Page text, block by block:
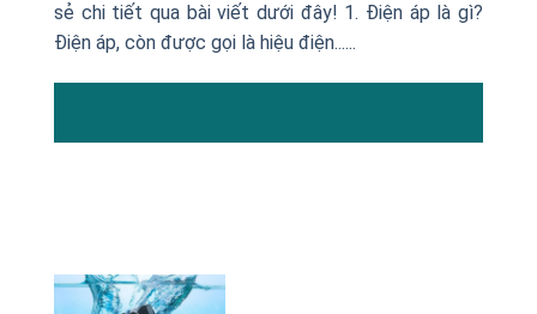
sẻ chi tiết qua bài viết dưới đây! 1. Điện áp là gì?
Điện áp, còn được gọi là hiệu điện......